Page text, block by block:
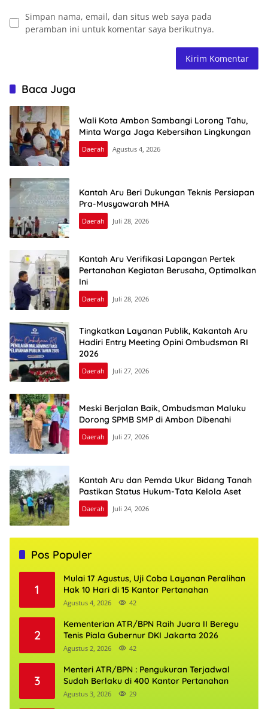
Simpan nama, email, dan situs web saya pada
peramban ini untuk komentar saya berikutnya.
Baca Juga
Wali Kota Ambon Sambangi Lorong Tahu,
Minta Warga Jaga Kebersihan Lingkungan
Daerah Agustus 4, 2026
Kantah Aru Beri Dukungan Teknis Persiapan
Pra-Musyawarah MHA
Daerah Juli 28, 2026
Kantah Aru Verifikasi Lapangan Pertek
Pertanahan Kegiatan Berusaha, Optimalkan
Ini
Daerah Juli 28, 2026
Tingkatkan Layanan Publik, Kakantah Aru
Hadiri Entry Meeting Opini Ombudsman RI
2026
Daerah Juli 27, 2026
Meski Berjalan Baik, Ombudsman Maluku
Dorong SPMB SMP di Ambon Dibenahi
Daerah Juli 27, 2026
Kantah Aru dan Pemda Ukur Bidang Tanah
Pastikan Status Hukum-Tata Kelola Aset
Daerah Juli 24, 2026
Pos Populer
1
Mulai 17 Agustus, Uji Coba Layanan Peralihan
Hak 10 Hari di 15 Kantor Pertanahan
Agustus 4, 2026 42
2
Kementerian ATR/BPN Raih Juara II Beregu
Tenis Piala Gubernur DKI Jakarta 2026
Agustus 2, 2026 42
3
Menteri ATR/BPN : Pengukuran Terjadwal
Sudah Berlaku di 400 Kantor Pertanahan
Agustus 3, 2026 29